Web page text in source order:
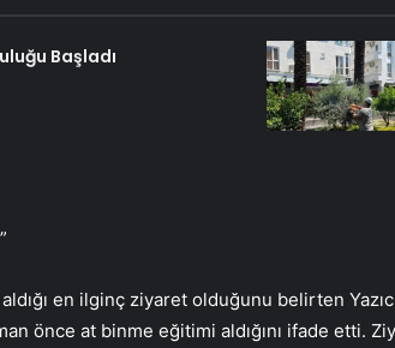
Başladı
en ilginç ziyaret olduğunu belirten
önce at binme eğitimi aldığını ifade etti.